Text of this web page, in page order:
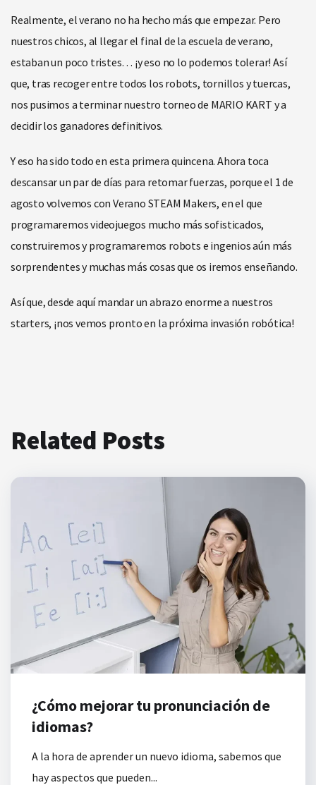
Realmente, el verano no ha hecho más que empezar. Pero
nuestros chicos, al llegar el final de la escuela de verano,
estaban un poco tristes… ¡y eso no lo podemos tolerar! Así
que, tras recoger entre todos los robots, tornillos y tuercas,
nos pusimos a terminar nuestro torneo de MARIO KART y a
decidir los ganadores definitivos.
Y eso ha sido todo en esta primera quincena. Ahora toca
descansar un par de días para retomar fuerzas, porque el 1 de
agosto volvemos con Verano STEAM Makers, en el que
programaremos videojuegos mucho más sofisticados,
construiremos y programaremos robots e ingenios aún más
sorprendentes y muchas más cosas que os iremos enseñando.
Así que, desde aquí mandar un abrazo enorme a nuestros
starters, ¡nos vemos pronto en la próxima invasión robótica!
Related Posts
¿Cómo mejorar tu pronunciación de
idiomas?
A la hora de aprender un nuevo idioma, sabemos que
hay aspectos que pueden...